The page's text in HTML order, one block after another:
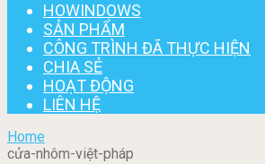
HOWINDOWS
SẢN PHẨM
CÔNG TRÌNH ĐÃ THỰC HIỆN
CHIA SẺ
HOẠT ĐỘNG
LIÊN HỆ
Home
cửa-nhôm-việt-pháp